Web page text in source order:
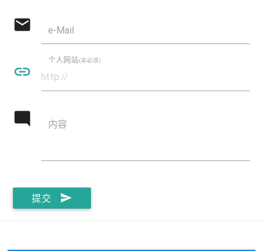
mail e-Mail
insert_link
个人网站(非必须)
mode_comment 内容
提交 send